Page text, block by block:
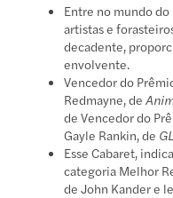
Entre no mundo
artistas e
decadente,
envolvente.
Vencedor do
Redmayne, de
de Vencedor do
Gayle Rankin, de
Esse Cabaret,
categoria Melhor
de John Kander e